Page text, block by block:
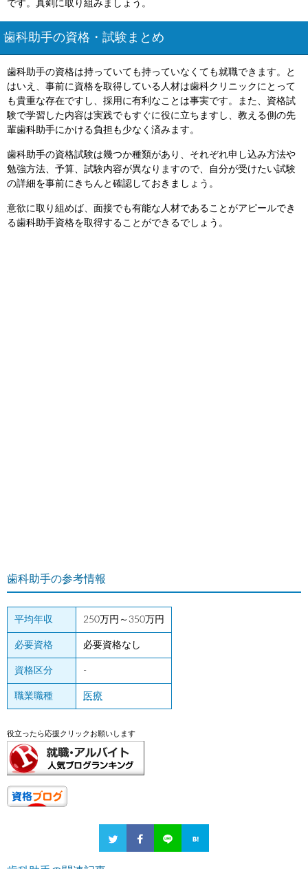
です。真剣に取り組みましょう。
歯科助手の資格・試験まとめ
歯科助手の資格は持っていても持っていなくても就職できます。と
はいえ、事前に資格を取得している人材は歯科クリニックにとって
も貴重な存在ですし、採用に有利なことは事実です。また、資格試
験で学習した内容は実践でもすぐに役に立ちますし、教える側の先
輩歯科助手にかける負担も少なく済みます。
歯科助手の資格試験は幾つか種類があり、それぞれ申し込み方法や
勉強方法、予算、試験内容が異なりますので、自分が受けたい試験
の詳細を事前にきちんと確認しておきましょう。
意欲に取り組めば、面接でも有能な人材であることがアピールでき
る歯科助手資格を取得することができるでしょう。
歯科助手の参考情報
平均年収 250万円～350万円
必要資格 必要資格なし
資格区分 -
職業職種 医療
役立ったら応援クリックお願いします